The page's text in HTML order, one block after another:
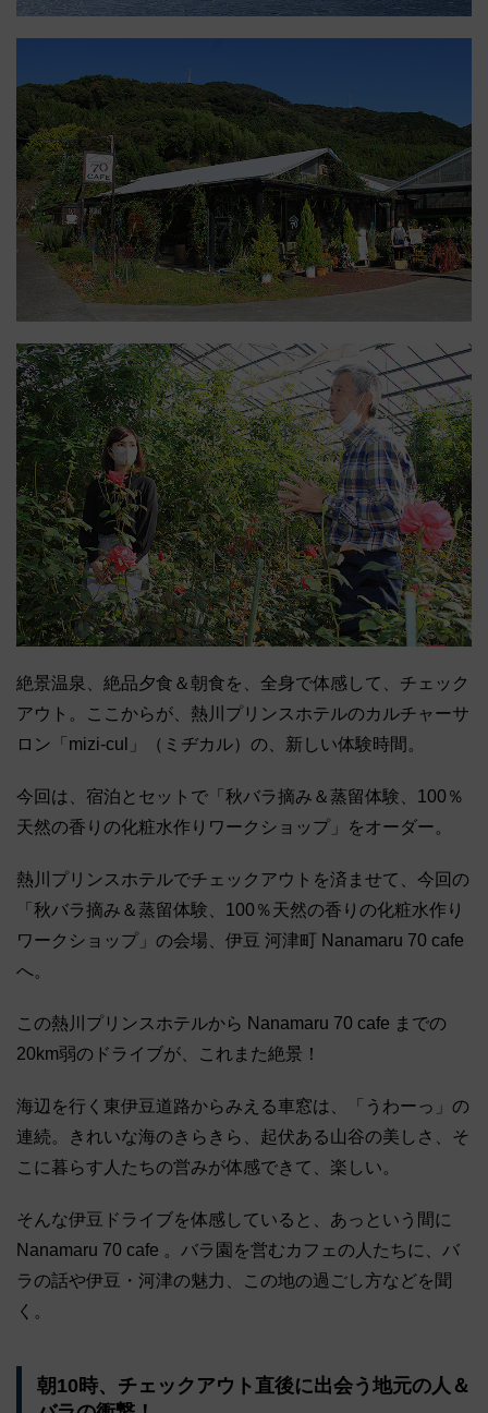
絶景温泉、絶品夕食＆朝食を、全身で体感して、チェック
アウト。ここからが、熱川プリンスホテルのカルチャーサ
ロン「mizi-cul」（ミヂカル）の、新しい体験時間。
今回は、宿泊とセットで「秋バラ摘み＆蒸留体験、100％
天然の香りの化粧水作りワークショップ」をオーダー。
熱川プリンスホテルでチェックアウトを済ませて、今回の
「秋バラ摘み＆蒸留体験、100％天然の香りの化粧水作り
ワークショップ」の会場、伊豆 河津町 Nanamaru 70 cafe
へ。
この熱川プリンスホテルから Nanamaru 70 cafe までの
20km弱のドライブが、これまた絶景！
海辺を行く東伊豆道路からみえる車窓は、「うわーっ」の
連続。きれいな海のきらきら、起伏ある山谷の美しさ、そ
こに暮らす人たちの営みが体感できて、楽しい。
そんな伊豆ドライブを体感していると、あっという間に
Nanamaru 70 cafe 。バラ園を営むカフェの人たちに、バ
ラの話や伊豆・河津の魅力、この地の過ごし方などを聞
く。
朝10時、チェックアウト直後に出会う地元の人＆